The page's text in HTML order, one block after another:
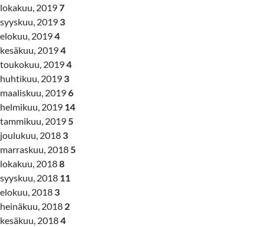
lokakuu, 20197
syyskuu, 2019 3
elokuu, 20194
kesäkuu, 20194
toukokuu, 20194
huhtikuu, 2019 3
maaliskuu, 20196
helmikuu, 2019 14
tammikuu, 20195
joulukuu, 2018 3
marraskuu, 20185
lokakuu, 20188
syyskuu, 2018 11
elokuu, 2018 3
heinäkuu, 2018 2
kesäkuu, 20184